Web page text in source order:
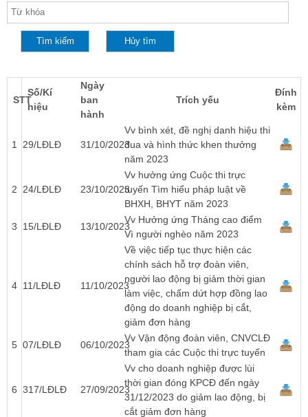
STT
Số/Kí
hiệu
Ngày
ban
hành
Trích yếu
Đính
kèm
1 29/LĐLĐ 31/10/2023
Vv bình xét, đề nghị danh hiệu thi
đua và hình thức khen thưởng
năm 2023
2 24/LĐLĐ 23/10/2023
Vv hưởng ứng Cuộc thi trực
tuyến Tìm hiểu pháp luật về
BHXH, BHYT năm 2023
3 15/LĐLĐ 13/10/2023
Vv Hưởng ứng Tháng cao điểm
Vì người nghèo năm 2023
4 11/LĐLĐ 11/10/2023
Về việc tiếp tục thực hiện các
chính sách hỗ trợ đoàn viên,
người lao động bị giảm thời gian
làm việc, chấm dứt hợp đồng lao
động do doanh nghiệp bị cắt,
giảm đơn hàng
5 07/LĐLĐ 06/10/2023
Vv Vận động đoàn viên, CNVCLĐ
tham gia các Cuộc thi trực tuyến
6 317/LĐLĐ 27/09/2023
Vv cho doanh nghiệp được lùi
thời gian đóng KPCĐ đến ngày
31/12/2023 do giảm lao động, bị
cắt giảm đơn hàng